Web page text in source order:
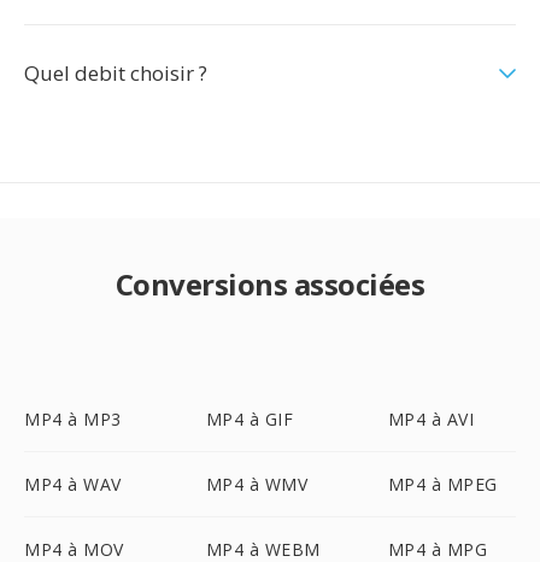
Quel debit choisir ?
Conversions associées
MP4 à MP3 MP4 à GIF MP4 à AVI
MP4 à WAV MP4 à WMV MP4 à MPEG
MP4 à MOV MP4 à WEBM MP4 à MPG